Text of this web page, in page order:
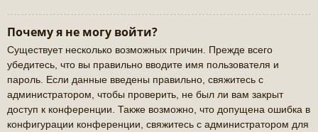
Почему я не могу войти?
Существует несколько возможных причин. Прежде всего
убедитесь, что вы правильно вводите имя пользователя и
пароль. Если данные введены правильно, свяжитесь с
администратором, чтобы проверить, не был ли вам закрыт
доступ к конференции. Также возможно, что допущена ошибка в
конфигурации конференции, свяжитесь с администратором для